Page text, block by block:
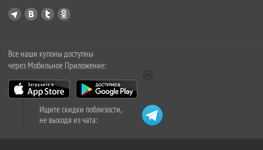
Все наши купоны доступны
через Мобильное Приложение:
Ищите скидки поблизости,
не выходя из чата: